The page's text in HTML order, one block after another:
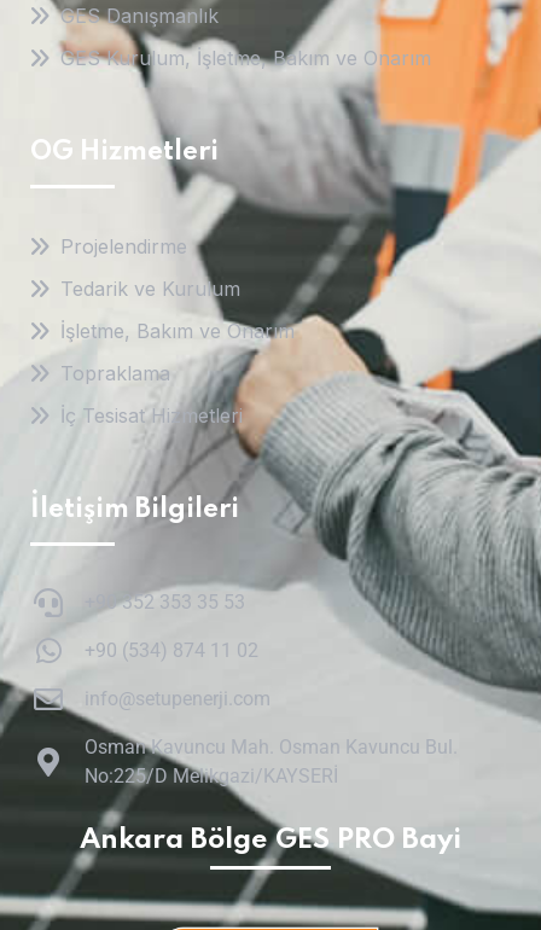
GES Danışmanlık
GES Kurulum, İşletme, Bakım ve Onarım
OG Hizmetleri
Projelendirme
Tedarik ve Kurulum
İşletme, Bakım ve Onarım
Topraklama
İç Tesisat Hizmetleri
İletişim Bilgileri
+90 352 353 35 53
+90 (534) 874 11 02
info@setupenerji.com
Osman Kavuncu Mah. Osman Kavuncu Bul.
No:225/D Melikgazi/KAYSERİ
Ankara Bölge GES PRO Bayi